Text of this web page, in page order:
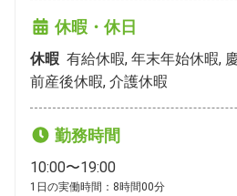
休暇・休日
休暇 有給休暇, 年末年始休暇,
前産後休暇, 介護休暇
勤務時間
10:00〜19:00
1日の実働時間：8時間00分